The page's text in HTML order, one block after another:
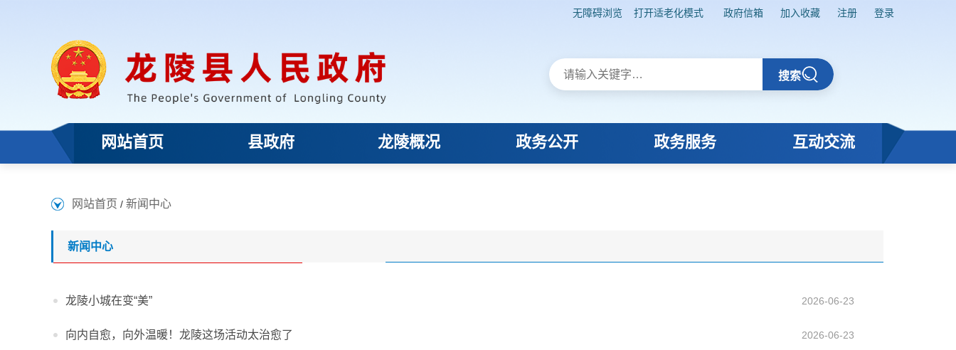
无障碍浏览 打开适老化模式 政府信箱 加入收藏 注册 登录
搜索
网站首页 县政府 龙陵概况 政务公开 政务服务 互动交流
网站首页 / 新闻中心
新闻中心
龙陵小城在变“美” 2026-06-23
向内自愈，向外温暖！龙陵这场活动太治愈了 2026-06-23